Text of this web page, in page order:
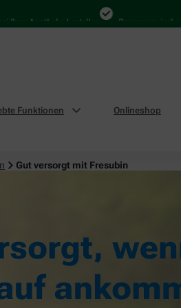
Apotheke bestellen Bequem zwischen
Funktionen Onlineshop
Gut versorgt mit Fresubin